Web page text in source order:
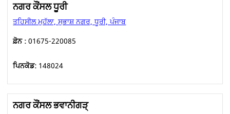
ਨਗਰ ਕੌਂਸਲ ਧੂਰੀ
ਤਹਿਸੀਲ ਮੁਹੱਲਾ, ਸੁਭਾਸ਼ ਨਗਰ, ਧੂਰੀ, ਪੰਜਾਬ
ਫ਼ੋਨ :01675-220085
ਪਿਨਕੋਡ: 148024
ਨਗਰ ਕੌਂਸਲ ਭਵਾਨੀਗੜ੍